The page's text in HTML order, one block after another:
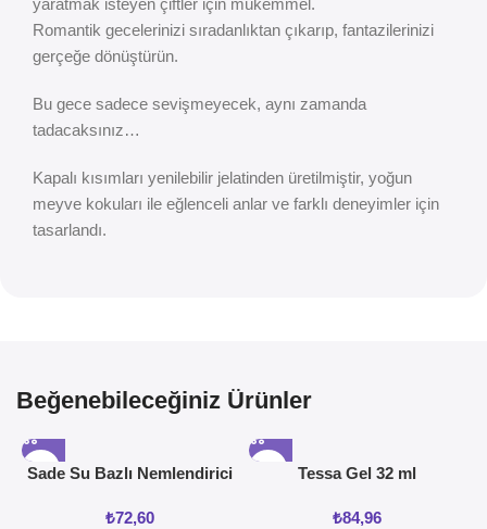
yaratmak isteyen çiftler için mükemmel.
Romantik gecelerinizi sıradanlıktan çıkarıp, fantazilerinizi
gerçeğe dönüştürün.
Bu gece sadece sevişmeyecek, aynı zamanda
tadacaksınız…
Kapalı kısımları yenilebilir jelatinden üretilmiştir, yoğun
meyve kokuları ile eğlenceli anlar ve farklı deneyimler için
tasarlandı.
Beğenebileceğiniz Ürünler
Sade Su Bazlı Nemlendirici
₺72,60
Tessa Gel 32 ml
₺84,96